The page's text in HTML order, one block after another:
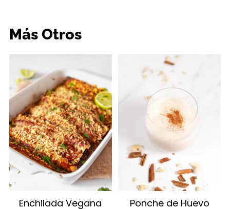
Más Otros
Enchilada Vegana
Ponche de Huevo